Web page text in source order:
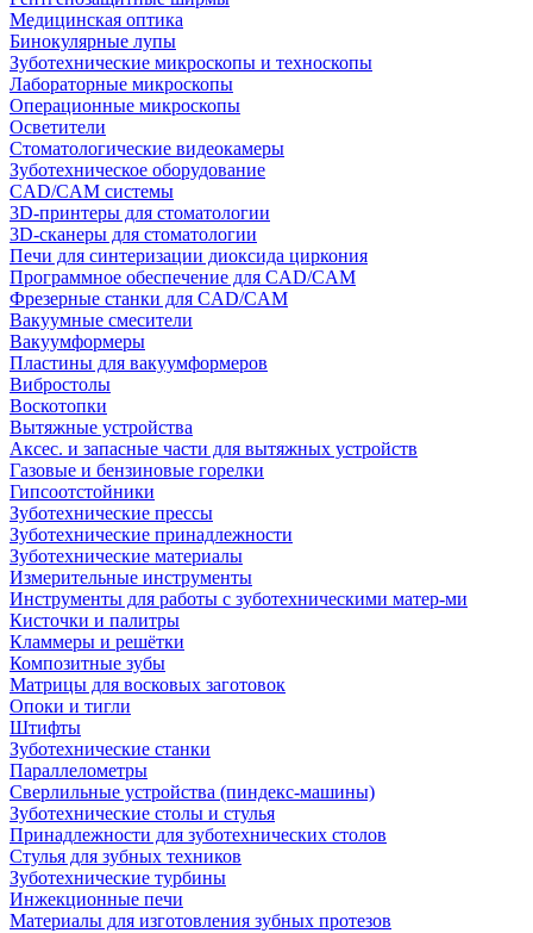
Медицинская оптика
Бинокулярные лупы
Зуботехнические микроскопы и техноскопы
Лабораторные микроскопы
Операционные микроскопы
Осветители
Стоматологические видеокамеры
Зуботехническое оборудование
CAD/CAM системы
3D-принтеры для стоматологии
3D-сканеры для стоматологии
Печи для синтеризации диоксида циркония
Программное обеспечение для CAD/CAM
Фрезерные станки для CAD/CAM
Вакуумные смесители
Вакуумформеры
Пластины для вакуумформеров
Вибростолы
Воскотопки
Вытяжные устройства
Аксес. и запасные части для вытяжных устройств
Газовые и бензиновые горелки
Гипсоотстойники
Зуботехнические прессы
Зуботехнические принадлежности
Зуботехнические материалы
Измерительные инструменты
Инструменты для работы с зуботехническими матер-ми
Кисточки и палитры
Кламмеры и решётки
Композитные зубы
Матрицы для восковых заготовок
Опоки и тигли
Штифты
Зуботехнические станки
Параллелометры
Сверлильные устройства (пиндекс-машины)
Зуботехнические столы и стулья
Принадлежности для зуботехнических столов
Стулья для зубных техников
Зуботехнические турбины
Инжекционные печи
Материалы для изготовления зубных протезов